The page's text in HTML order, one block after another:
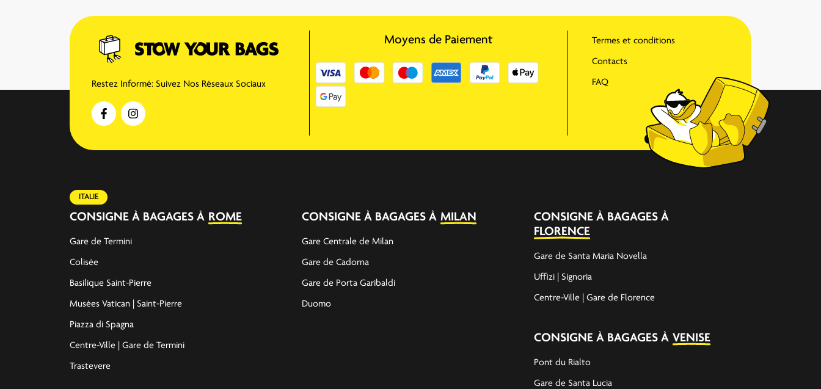
Restez Informé: Suivez Nos Réseaux Sociaux
Moyens de Paiement Termes et conditions
Contacts
FAQ
ITALIE
CONSIGNE À BAGAGES À ROME
Gare de Termini
Colisée
Basilique Saint-Pierre
Musées Vatican | Saint-Pierre
Piazza di Spagna
Centre-Ville | Gare de Termini
Trastevere
CONSIGNE À BAGAGES À MILAN
Gare Centrale de Milan
Gare de Cadorna
Gare de Porta Garibaldi
Duomo
CONSIGNE À BAGAGES À
FLORENCE
Gare de Santa Maria Novella
Uffizi | Signoria
Centre-Ville | Gare de Florence
CONSIGNE À BAGAGES À VENISE
Pont du Rialto
Gare de Santa Lucia